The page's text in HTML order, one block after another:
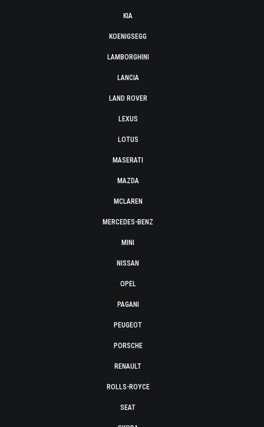
KIA
KOENIGSEGG
LAMBORGHINI
LANCIA
LAND ROVER
LEXUS
LOTUS
MASERATI
MAZDA
MCLAREN
MERCEDES-BENZ
MINI
NISSAN
OPEL
PAGANI
PEUGEOT
PORSCHE
RENAULT
ROLLS-ROYCE
SEAT